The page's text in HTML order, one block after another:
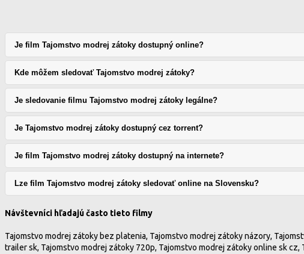
Je film Tajomstvo modrej zátoky dostupný online?
Kde môžem sledovať Tajomstvo modrej zátoky?
Je sledovanie filmu Tajomstvo modrej zátoky legálne?
Je Tajomstvo modrej zátoky dostupný cez torrent?
Je film Tajomstvo modrej zátoky dostupný na internete?
Lze film Tajomstvo modrej zátoky sledovať online na Slovensku?
Návštevníci hľadajú často tieto filmy
Tajomstvo modrej zátoky bez platenia, Tajomstvo modrej zátoky názory,
trailer sk, Tajomstvo modrej zátoky 720p, Tajomstvo modrej zátoky online sk